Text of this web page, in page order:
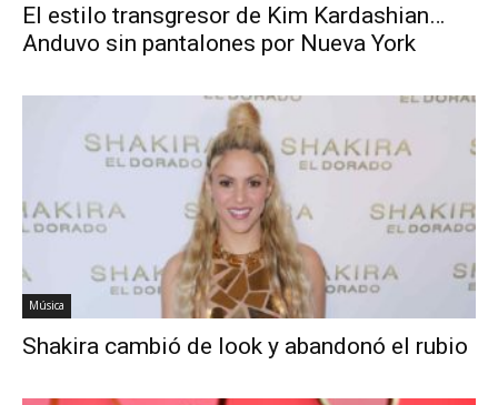
El estilo transgresor de Kim Kardashian…
Anduvo sin pantalones por Nueva York
Música
Shakira cambió de look y abandonó el rubio